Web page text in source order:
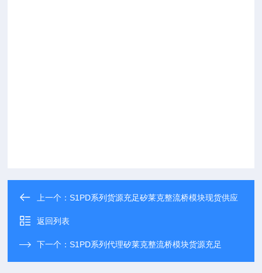
上一个：S1PD系列货源充足矽莱克整流桥模块现货供应
返回列表
下一个：S1PD系列代理矽莱克整流桥模块货源充足